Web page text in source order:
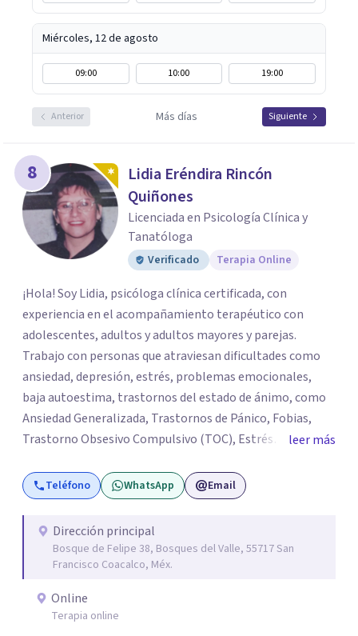
Miércoles, 12 de agosto
09:00 10:00 19:00
Anterior Más días Siguiente
8
Lidia Eréndira Rincón
Quiñones
Licenciada en Psicología Clínica y
Tanatóloga
Verificado Terapia Online
¡Hola! Soy Lidia, psicóloga clínica certificada, con
experiencia en el acompañamiento terapéutico con
adolescentes, adultos y adultos mayores y parejas.
Trabajo con personas que atraviesan dificultades como
ansiedad, depresión, estrés, problemas emocionales,
baja autoestima, trastornos del estado de ánimo, como
Ansiedad Generalizada, Trastornos de Pánico, Fobias,
Trastorno Obsesivo Compulsivo (TOC), Estrés
Hiperactividad o sin hiperactividad (TDAH) en
adolescentes y adultos, situaciones de duelo o pérdidas
significativas. Mi objetivo es brindar un espacio seguro,
empático y de confianza, donde cada persona pueda
expresar lo que está viviendo y encontrar herramientas
para comprenderse mejor y afrontar sus desafíos.
Acompaño procesos de desarrollo personal,
fortalecimiento de habilidades emocionales y
leer más
Teléfono WhatsApp Email
Dirección principal
Bosque de Felipe 38, Bosques del Valle, 55717 San
Francisco Coacalco, Méx.
Online
Terapia online